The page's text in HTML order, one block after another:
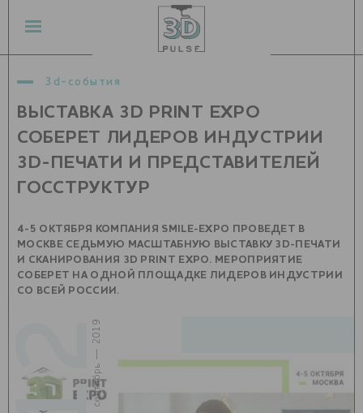
3d-события
ВЫСТАВКА 3D PRINT EXPO
СОБЕРЕТ ЛИДЕРОВ ИНДУСТРИИ
3D-ПЕЧАТИ И ПРЕДСТАВИТЕЛЕЙ
ГОССТРУКТУР
4-5 ОКТЯБРЯ КОМПАНИЯ SMILE-EXPO ПРОВЕДЕТ В
МОСКВЕ СЕДЬМУЮ МАСШТАБНУЮ ВЫСТАВКУ 3D-ПЕЧАТИ
И СКАНИРОВАНИЯ 3D PRINT EXPO. МЕРОПРИЯТИЕ
СОБЕРЕТ НА ОДНОЙ ПЛОЩАДКЕ ЛИДЕРОВ ИНДУСТРИИ
СО ВСЕЙ РОССИИ.
12
сентябрь — 2019